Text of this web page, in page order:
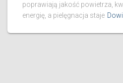
poprawiają jakość powietrza,
energię, a pielęgnacja staje